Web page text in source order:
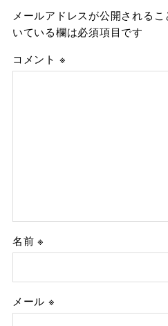
メールアドレスが公開されるこ
いている欄は必須項目です
コメント ※
名前※
メール ※